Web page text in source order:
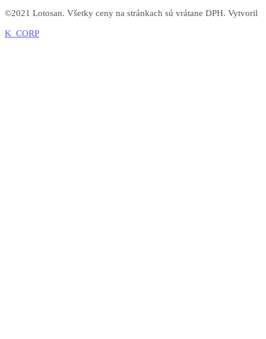
©2021 Lotosan. Všetky ceny na stránkach sú vrátane DPH. Vytvoril
K_CORP